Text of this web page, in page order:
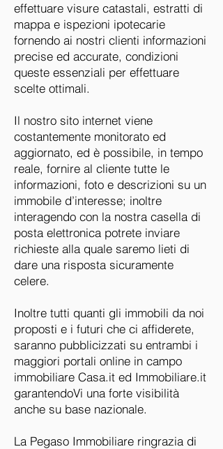
effettuare visure catastali, estratti di
mappa e ispezioni ipotecarie
fornendo ai nostri clienti informazioni
precise ed accurate, condizioni
queste essenziali per effettuare
scelte ottimali.
Il nostro sito internet viene
costantemente monitorato ed
aggiornato, ed è possibile, in tempo
reale, fornire al cliente tutte le
informazioni, foto e descrizioni su un
immobile d’interesse; inoltre
interagendo con la nostra casella di
posta elettronica potrete inviare
richieste alla quale saremo lieti di
dare una risposta sicuramente
celere.
Inoltre tutti quanti gli immobili da noi
proposti e i futuri che ci affiderete,
saranno pubblicizzati su entrambi i
maggiori portali online in campo
immobiliare Casa.it ed Immobiliare.it
garantendoVi una forte visibilità
anche su base nazionale.
La Pegaso Immobiliare ringrazia di